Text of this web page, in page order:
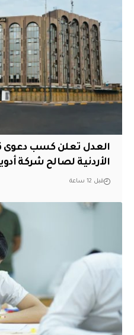
العدل تعلن كسب دعوى
الأردنية لصالح شركة
قبل 12 ساعة